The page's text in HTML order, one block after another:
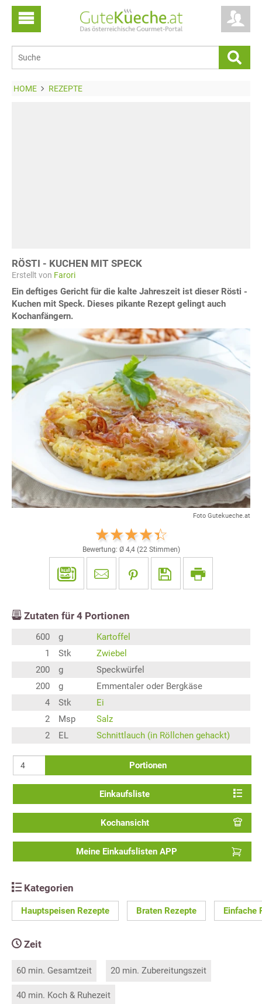
HOME REZEPTE
RÖSTI - KUCHEN MIT SPECK
Erstellt von Farori
Ein deftiges Gericht für die kalte Jahreszeit ist dieser Rösti -
Kuchen mit Speck. Dieses pikante Rezept gelingt auch
Kochanfängern.
Foto Gutekueche.at
Bewertung: Ø 4,4(22Stimmen)
Zutaten für 4 Portionen
600 g
Kartoffel
1
Stk
Zwiebel
200
g
Speckwürfel
200
g
Emmentaler oder Bergkäse
4
Stk
Ei
2
Msp
Salz
2
EL Schnittlauch (in Röllchen gehackt)
Portionen
Einkaufsliste
Kochansicht
Meine Einkaufslisten APP
Kategorien
Hauptspeisen Rezepte Braten Rezepte Einfache
Zeit
60 min. Gesamtzeit 20 min. Zubereitungszeit
40 min. Koch & Ruhezeit